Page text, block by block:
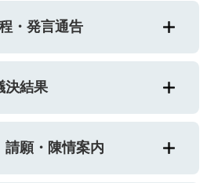
・発言通告
決結果
請願・陳情案内